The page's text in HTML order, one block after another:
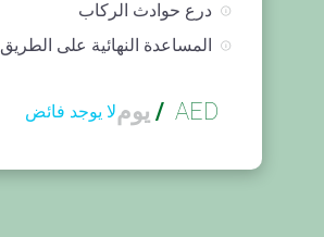
درع حوادث الركاب
المساعدة النهائية على الطريق
AED
/ يوملا يوجد فائض